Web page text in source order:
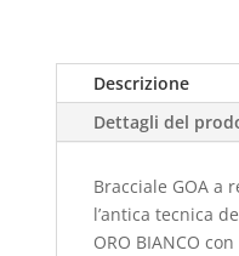
Descrizione
Dettagli del
Bracciale GOA a
l’antica tecnica
ORO BIANCO